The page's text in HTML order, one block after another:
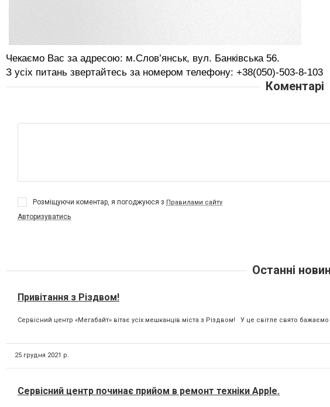
Чекаємо Вас за адресою: м.Слов’янськ, вул. Банківська 56.
З усіх питань звертайтесь за номером телефону: +38(050)-503-8-103
Коментарі
Розміщуючи коментар, я погоджуюся з Правилами сайту
Авторизуватись
Останні
Привітання з Різдвом!
Сервісний центр «Мегабайт» вітає усіх мешканців міста з Різдвом! У це світле свято
25 грудня 2021 р.
Сервісний центр починає прийом в ремонт техніки Apple.